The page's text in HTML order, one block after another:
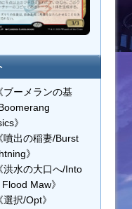
ブーメランの基
》
噴出の稲妻/Burst
》
洪水の大口へ/Into
Maw》
択/Opt》